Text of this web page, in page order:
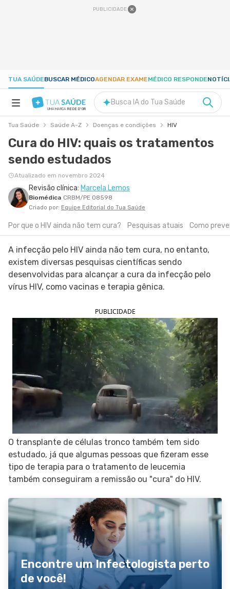
PUBLICIDADE
TUA SAÚDEBUSCAR MÉDICOAGENDAR EXAMEMÉDICO RESPONDE
NUTRIÇÃO
GRAVIDEZ
SIGA O TUA SAÚDE NAS REDES SOCIAIS
UMA MARCA REDE D'OR
Busca IA do Tua Saúde
Tua Saúde Saúde A-Z Doenças e condições HIV
Cura do HIV: quais os tratamentos
sendo estudados
Atualizado em novembro 2024
Revisão clínica: Marcela Lemos
Biomédica CRBM/PE 08598
Criado por: Equipe Editorial do Tua Saúde
Por que o HIV ainda não tem cura? Pesquisas atuais Como
A infecção pelo HIV ainda não tem cura, no entanto,
existem diversas pesquisas científicas sendo
desenvolvidas para alcançar a cura da infecção pelo
vírus HIV, como vacinas e terapia gênica.
PUBLICIDADE
O transplante de células tronco também tem sido
estudado, já que algumas pessoas que fizeram esse
tipo de terapia para o tratamento de leucemia
também conseguiram a remissão ou "cura" do HIV.
Encontre um Infectologista perto
de você!